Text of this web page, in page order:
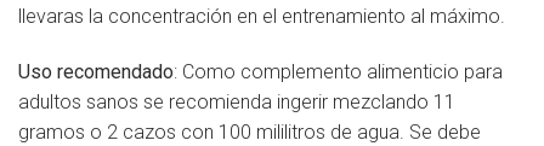
llevaras la concentración en el entrenamiento al máximo.
Uso recomendado: Como complemento alimenticio para
adultos sanos se recomienda ingerir mezclando 11
gramos o 2 cazos con 100 mililitros de agua. Se debe